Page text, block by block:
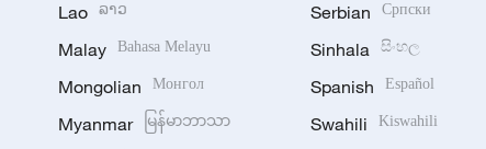
Lao ລາວ
Malay Bahasa Melayu
Mongolian Монгол
Myanmar မြန်မာဘာသာ
Serbian Српски
Sinhala සිංහල
Spanish Español
Swahili Kiswahili